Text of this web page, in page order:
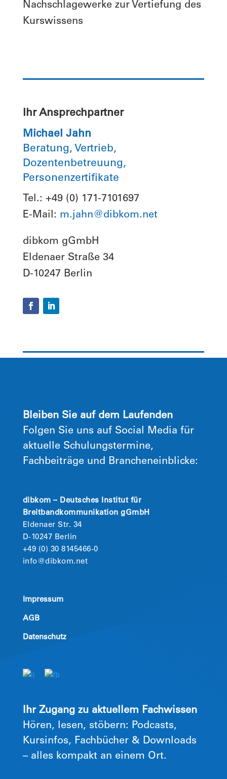
Nachschlagewerke zur Vertiefung des
Kurswissens
Ihr Ansprechpartner
Michael Jahn
Beratung, Vertrieb,
Dozentenbetreuung,
Personenzertifikate
Tel.: +49 (0) 171-7101697
E-Mail: m.jahn@dibkom.net
dibkom gGmbH
Eldenaer Straße 34
D-10247 Berlin
Bleiben Sie auf dem Laufenden
Folgen Sie uns auf Social Media für
aktuelle Schulungstermine,
Fachbeiträge und Brancheneinblicke:
dibkom – Deutsches Institut für
Breitbandkommunikation gGmbH
Eldenaer Str. 34
D-10247 Berlin
+49 (0) 30 8145466-0
info@dibkom.net
Impressum
AGB
Datenschutz
Ihr Zugang zu aktuellem Fachwissen
Hören, lesen, stöbern: Podcasts,
Kursinfos, Fachbücher & Downloads
– alles kompakt an einem Ort.